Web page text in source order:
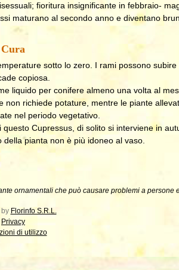
fioritura insignificante in febbraio-
maturano al secondo anno e diventano
Cura
sotto lo zero. I rami possono subire
copiosa.
liquido per conifere almeno una volta al
non richiede potature, mentre le piante
nel periodo vegetativo.
Cupressus, di solito si interviene in
pianta non è più idoneo al vaso.
ornamentali che può causare problemi a persone
by Florinfo S.R.L.
Privacy
di utilizzo